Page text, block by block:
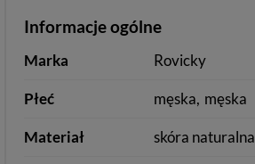
Informacje ogólne
Marka Rovicky
Płeć męska męska
Materiał skóra naturalna